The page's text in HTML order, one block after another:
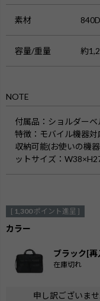
素材
容量/重量 約
NOTE
付属品 ：ショルダーベ
特徴 ：モバイル機器
収納可能(お使いの機
ットサイズ：
[ 1,300 ポイント進呈 ]
カラー
ブラック[再
在庫切れ
申し訳ございま